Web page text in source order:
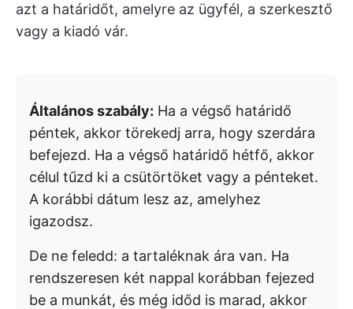
azt a határidőt, amelyre az ügyfél, a szerkesztő
vagy a kiadó vár.
Általános szabály: Ha a végső határidő
péntek, akkor törekedj arra, hogy szerdára
befejezd. Ha a végső határidő hétfő, akkor
célul tűzd ki a csütörtöket vagy a pénteket.
A korábbi dátum lesz az, amelyhez
igazodsz.
De ne feledd: a tartaléknak ára van. Ha
rendszeresen két nappal korábban fejezed
be a munkát, és még időd is marad, akkor